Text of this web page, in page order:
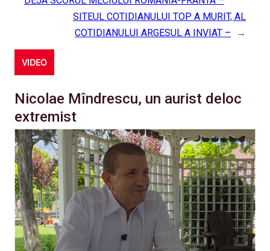
SITEUL COTIDIANULUI TOP A MURIT, AL
COTIDIANULUI ARGESUL A INVIAT –
→
VIDEO
Nicolae Mîndrescu, un aurist deloc
extremist